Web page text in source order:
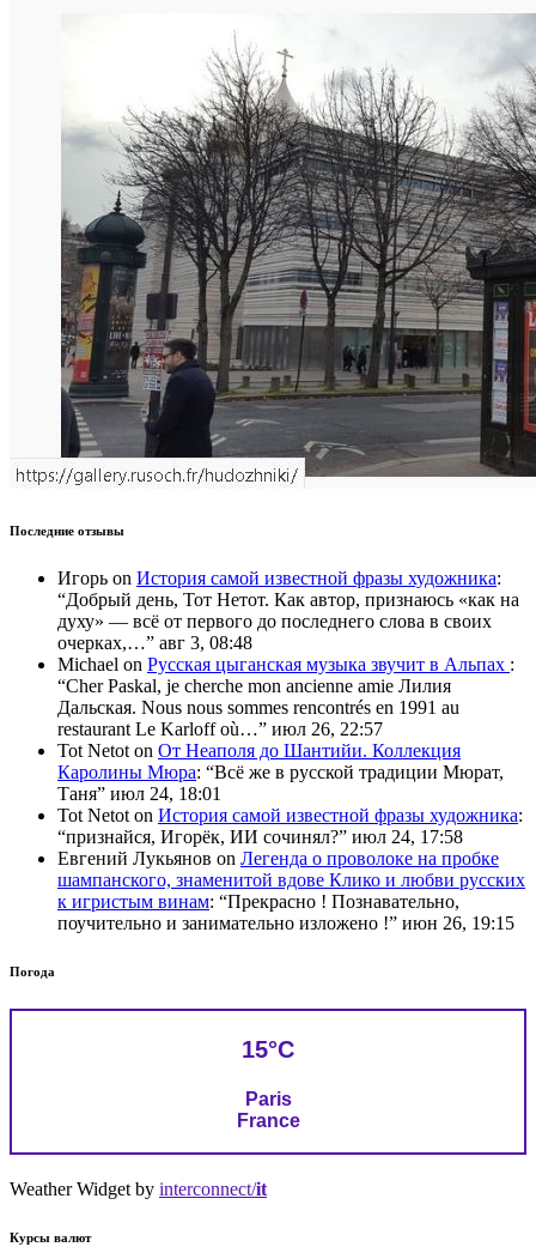
Последние отзывы
Игорь on История самой известной фразы художника:
“Добрый день, Тот Нетот. Как автор, признаюсь «как на
духу» — всё от первого до последнего слова в своих
очерках,…” авг 3, 08:48
Michael on Русская цыганская музыка звучит в Альпах :
“Cher Paskal, je cherche mon ancienne amie Лилия
Дальская. Nous nous sommes rencontrés en 1991 au
restaurant Le Karloff où…” июл 26, 22:57
Tot Netot on От Неаполя до Шантийи. Коллекция
Каролины Мюра: “Всё же в русской традиции Мюрат,
Таня” июл 24, 18:01
Tot Netot on История самой известной фразы художника:
“признайся, Игорёк, ИИ сочинял?” июл 24, 17:58
Евгений Лукьянов on Легенда о проволоке на пробке
шампанского, знаменитой вдове Клико и любви русских
к игристым винам: “Прекрасно ! Познавательно,
поучительно и занимательно изложено !” июн 26, 19:15
Погода
15°C
Paris
France
Weather Widget by interconnect/it
Курсы валют